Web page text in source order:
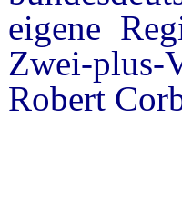
eigene
Zwei-plus-
Robert